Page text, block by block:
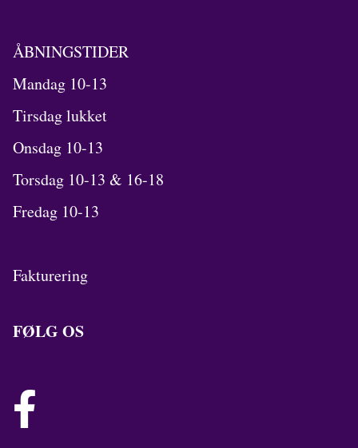
ÅBNINGSTIDER
Mandag 10-13
Tirsdag lukket
Onsdag 10-13
Torsdag 10-13 & 16-18
Fredag 10-13
Fakturering
FØLG OS
